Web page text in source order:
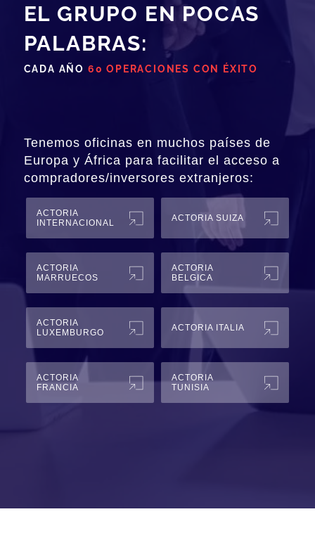
EL GRUPO EN POCAS
PALABRAS:
CADA AÑO 60 OPERACIONES CON ÉXITO
Tenemos oficinas en muchos países de
Europa y África para facilitar el acceso a
compradores/inversores extranjeros:
ACTORIA
INTERNACIONAL
ACTORIA SUIZA
ACTORIA
MARRUECOS
ACTORIA
BELGICA
ACTORIA
LUXEMBURGO
ACTORIA ITALIA
ACTORIA
FRANCIA
ACTORIA
TUNISIA